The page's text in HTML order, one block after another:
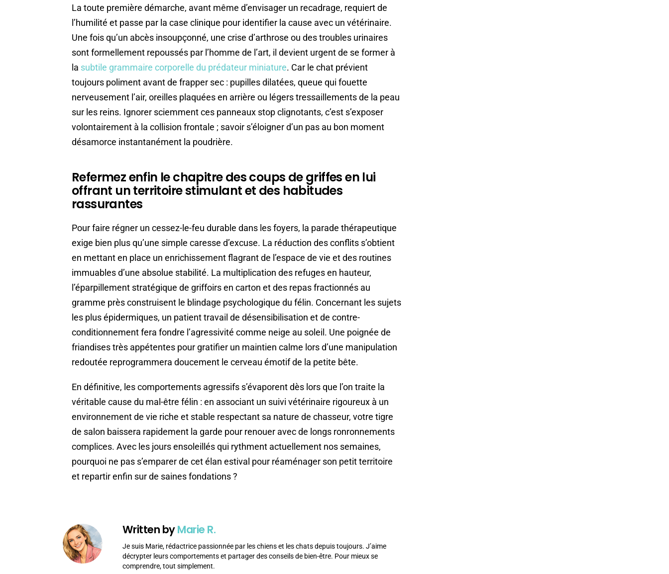
La toute première démarche, avant même d’envisager un recadrage, requiert de
l’humilité et passe par la case clinique pour identifier la cause avec un vétérinaire.
Une fois qu’un abcès insoupçonné, une crise d’arthrose ou des troubles urinaires
sont formellement repoussés par l’homme de l’art, il devient urgent de se former à
la subtile grammaire corporelle du prédateur miniature. Car le chat prévient
toujours poliment avant de frapper sec : pupilles dilatées, queue qui fouette
nerveusement l’air, oreilles plaquées en arrière ou légers tressaillements de la peau
sur les reins. Ignorer sciemment ces panneaux stop clignotants, c’est s’exposer
volontairement à la collision frontale ; savoir s’éloigner d’un pas au bon moment
désamorce instantanément la poudrière.
Refermez enfin le chapitre des coups de griffes en lui
offrant un territoire stimulant et des habitudes
rassurantes
Pour faire régner un cessez-le-feu durable dans les foyers, la parade thérapeutique
exige bien plus qu’une simple caresse d’excuse. La réduction des conflits s’obtient
en mettant en place un enrichissement flagrant de l’espace de vie et des routines
immuables d’une absolue stabilité. La multiplication des refuges en hauteur,
l’éparpillement stratégique de griffoirs en carton et des repas fractionnés au
gramme près construisent le blindage psychologique du félin. Concernant les sujets
les plus épidermiques, un patient travail de désensibilisation et de contre-
conditionnement fera fondre l’agressivité comme neige au soleil. Une poignée de
friandises très appétentes pour gratifier un maintien calme lors d’une manipulation
redoutée reprogrammera doucement le cerveau émotif de la petite bête.
En définitive, les comportements agressifs s’évaporent dès lors que l’on traite la
véritable cause du mal-être félin : en associant un suivi vétérinaire rigoureux à un
environnement de vie riche et stable respectant sa nature de chasseur, votre tigre
de salon baissera rapidement la garde pour renouer avec de longs ronronnements
complices. Avec les jours ensoleillés qui rythment actuellement nos semaines,
pourquoi ne pas s’emparer de cet élan estival pour réaménager son petit territoire
et repartir enfin sur de saines fondations ?
Written byMarie R.
Je suis Marie, rédactrice passionnée par les chiens et les chats depuis toujours. J’aime
décrypter leurs comportements et partager des conseils de bien-être. Pour mieux se
comprendre, tout simplement.